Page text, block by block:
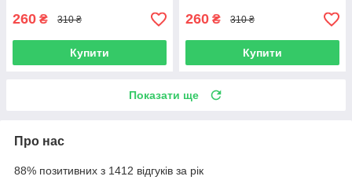
260 ₴ 310 ₴
Купити
260 ₴ 310 ₴
Купити
Показати ще
Про нас
88% позитивних з 1412 відгуків за рік